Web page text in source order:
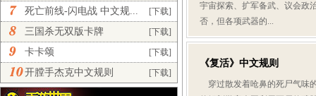
[下载]
死亡前线-闪电战 中文规...
[下载]
三国杀无双版卡牌
[下载]
卡卡颂
[下载]
开膛手杰克中文规则
宇宙探索、扩军备武、议会政
否，但各项武器的...
《复活》中文规则
穿过散发着呛鼻的死尸气味